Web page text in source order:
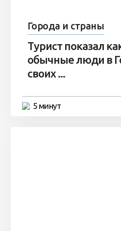
Города и страны
Турист показал
обычные люди в
своих ...
5 минут